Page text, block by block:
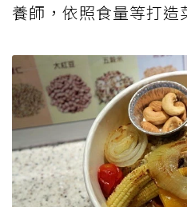
養師，依照食量等打造